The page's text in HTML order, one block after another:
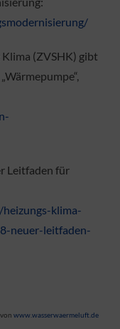
(ZVSHK) gibt
Leitfaden für
klima-
neuer-leitfaden-
vonwww.wasserwaermeluft.de